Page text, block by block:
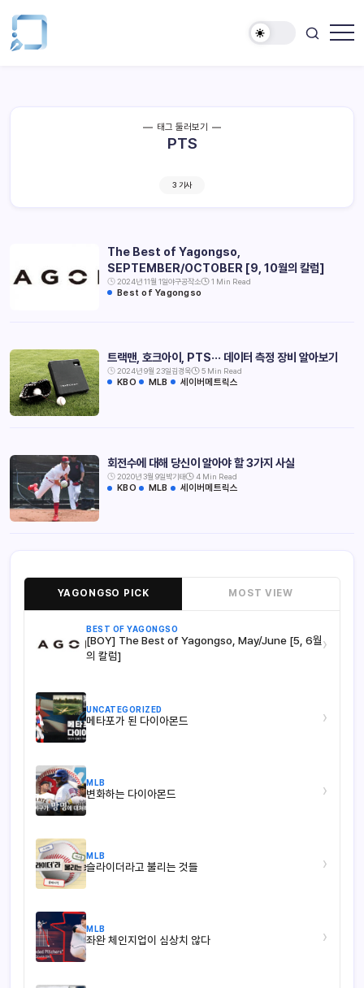
태그 둘러보기
PTS
3 기사
The Best of Yagongso,
SEPTEMBER/OCTOBER [9, 10월의 칼럼]
2024년 11월 1일야구공작소 1 Min Read
Best of Yagongso
트랙맨, 호크아이, PTS··· 데이터 측정 장비 알아보기
2024년 9월 23일김경욱 5 Min Read
KBO MLB 세이버메트릭스
회전수에 대해 당신이 알아야 할 3가지 사실
2020년 3월 9일박기태 4 Min Read
KBO MLB 세이버메트릭스
YAGONGSO PICK MOST VIEW
BEST OF YAGONGSO
[BOY] The Best of Yagongso, May/June [5, 6월
의 칼럼]
›
UNCATEGORIZED
메타포가 된 다이아몬드 ›
MLB
변화하는 다이아몬드 ›
MLB
슬라이더라고 불리는 것들 ›
MLB
좌완 체인지업이 심상치 않다 ›